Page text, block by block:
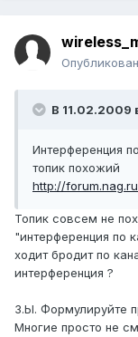
В 11.02.2009
Интерференция
топик похожий
http://
Топик совсем не
"интерференция по
ходит бродит по
интерференция ?
З.Ы. Формулируйте
Многие просто не